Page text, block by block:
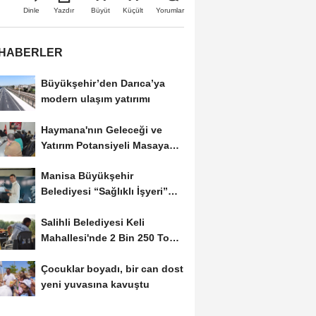
Dinle Yazdır Büyüt Küçült Yorumlar
Büyükşehir’den Darıca’ya
modern ulaşım yatırımı
Haymana'nın Geleceği ve
Yatırım Potansiyeli Masaya
Manisa Büyükşehir
Belediyesi “Sağlıklı İşyeri”
Salihli Belediyesi Keli
Mahallesi'nde 2 Bin 250 Ton
Çocuklar boyadı, bir can dost
yeni yuvasına kavuştu